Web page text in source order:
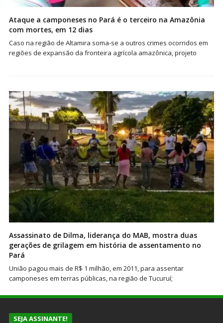
Ataque a camponeses no Pará é o terceiro na Amazônia
com mortes, em 12 dias
Caso na região de Altamira soma-se a outros crimes ocorridos em
regiões de expansão da fronteira agrícola amazônica, projeto
Assassinato de Dilma, liderança do MAB, mostra duas
gerações de grilagem em história de assentamento no
Pará
União pagou mais de R$ 1 milhão, em 2011, para assentar
camponeses em terras públicas, na região de Tucuruí;
SEJA ASSINANTE!